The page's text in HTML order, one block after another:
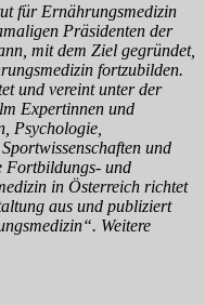
für Ernährungsmedizin
Präsidenten der
mit dem Ziel gegründet,
fortzubilden.
und vereint unter der
Expertinnen und
Psychologie,
und
Fortbildungs- und
in Österreich richtet
aus und publiziert
Weitere